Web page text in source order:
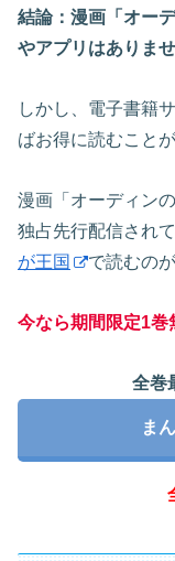
結論：漫画「オー
やアプリはありませ
しかし、電子書籍
ばお得に読むこと
漫画「オーディン
独占先行配信され
が王国
で読むの
今なら期間限定1巻
全巻
ま